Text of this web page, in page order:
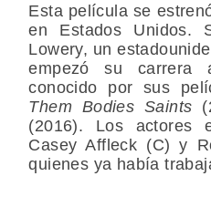
Esta película se
en Estados Unidos.
Lowery, un
empezó su
conocido por sus
Them Bodies Saints
(2016). Los actores
Casey Affleck (C) y
quienes ya había